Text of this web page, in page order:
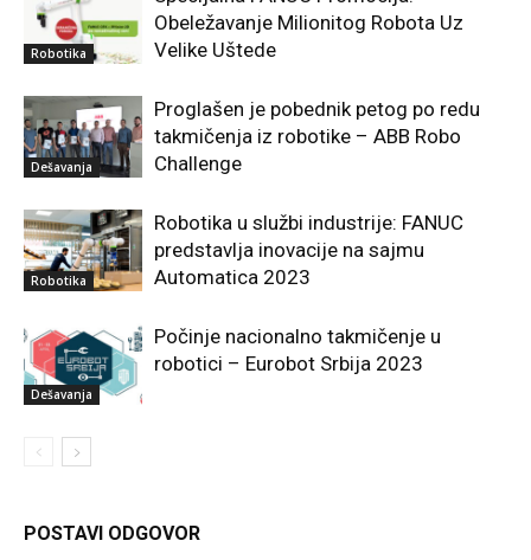
Robotika
Obeležavanje Milionitog Robota Uz
Velike Uštede
Dešavanja
Proglašen je pobednik petog po redu
takmičenja iz robotike – ABB Robo
Challenge
Robotika
Robotika u službi industrije: FANUC
predstavlja inovacije na sajmu
Automatica 2023
Dešavanja
Počinje nacionalno takmičenje u
robotici – Eurobot Srbija 2023
POSTAVI ODGOVOR